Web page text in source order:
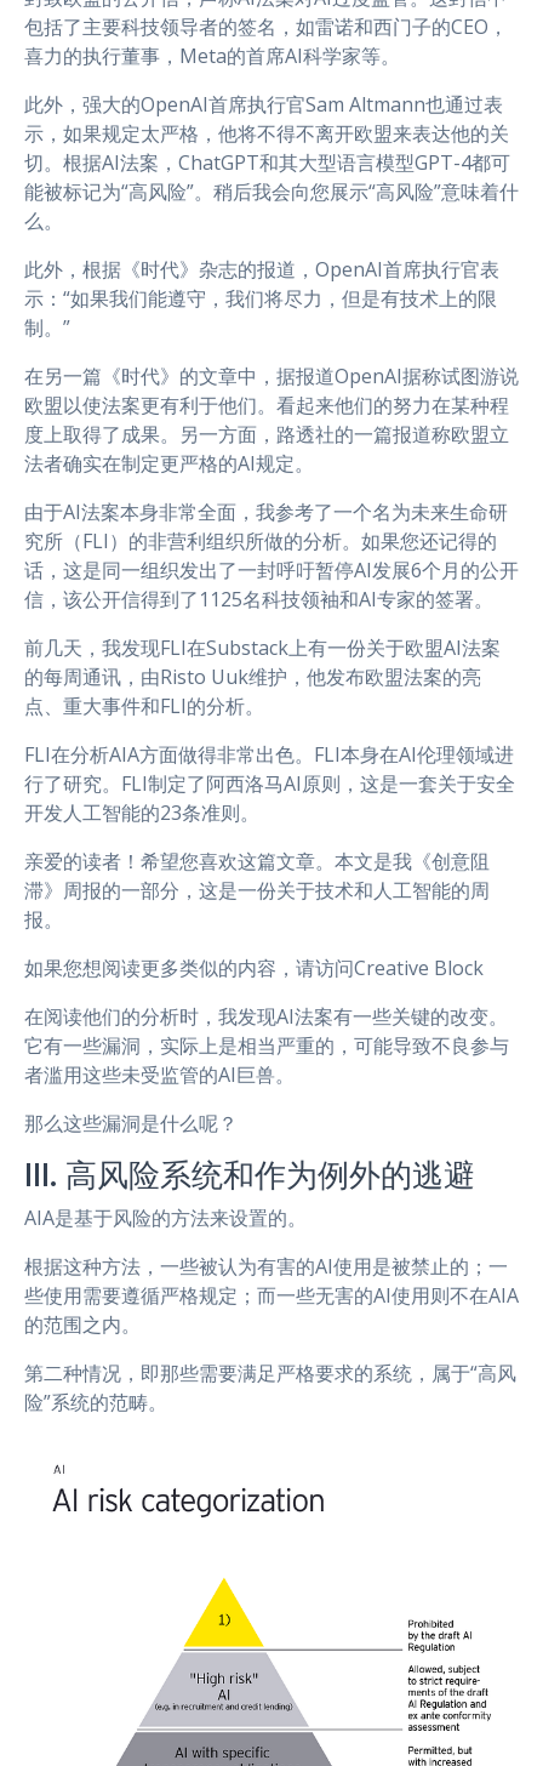
包括了主要科技领导者的签名，如雷诺和西门子的CEO，
喜力的执行董事，Meta的首席AI科学家等。
此外，强大的OpenAI首席执行官Sam Altmann也通过表
示，如果规定太严格，他将不得不离开欧盟来表达他的关
切。根据AI法案，ChatGPT和其大型语言模型GPT-4都可
能被标记为“高风险”。稍后我会向您展示“高风险”意味着什
么。
此外，根据《时代》杂志的报道，OpenAI首席执行官表
示：“如果我们能遵守，我们将尽力，但是有技术上的限
制。”
在另一篇《时代》的文章中，据报道OpenAI据称试图游说
欧盟以使法案更有利于他们。看起来他们的努力在某种程
度上取得了成果。另一方面，路透社的一篇报道称欧盟立
法者确实在制定更严格的AI规定。
由于AI法案本身非常全面，我参考了一个名为未来生命研
究所（FLI）的非营利组织所做的分析。如果您还记得的
话，这是同一组织发出了一封呼吁暂停AI发展6个月的公开
信，该公开信得到了1125名科技领袖和AI专家的签署。
前几天，我发现FLI在Substack上有一份关于欧盟AI法案
的每周通讯，由Risto Uuk维护，他发布欧盟法案的亮
点、重大事件和FLI的分析。
FLI在分析AIA方面做得非常出色。FLI本身在AI伦理领域进
行了研究。FLI制定了阿西洛马AI原则，这是一套关于安全
开发人工智能的23条准则。
亲爱的读者！希望您喜欢这篇文章。本文是我《创意阻
滞》周报的一部分，这是一份关于技术和人工智能的周
报。
如果您想阅读更多类似的内容，请访问Creative Block
在阅读他们的分析时，我发现AI法案有一些关键的改变。
它有一些漏洞，实际上是相当严重的，可能导致不良参与
者滥用这些未受监管的AI巨兽。
那么这些漏洞是什么呢？
III. 高风险系统和作为例外的逃避
AIA是基于风险的方法来设置的。
根据这种方法，一些被认为有害的AI使用是被禁止的；一
些使用需要遵循严格规定；而一些无害的AI使用则不在AIA
的范围之内。
第二种情况，即那些需要满足严格要求的系统，属于“高风
险”系统的范畴。